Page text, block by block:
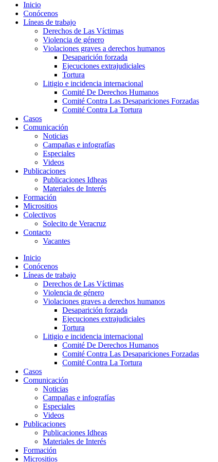
Inicio
Conócenos
Líneas de trabajo
Derechos de Las Víctimas
Violencia de género
Violaciones graves a derechos humanos
Desaparición forzada​
Ejecuciones extrajudiciales
Tortura
Litigio e incidencia internacional
Comité De Derechos Humanos​
Comité Contra Las Desapariciones Forzadas
Comité Contra La Tortura​
Casos
Comunicación
Noticias
Campañas e infografías
Especiales
Videos
Publicaciones
Publicaciones Idheas
Materiales de Interés
Formación
Micrositios
Colectivos
Solecito de Veracruz
Contacto
Vacantes
Inicio
Conócenos
Líneas de trabajo
Derechos de Las Víctimas
Violencia de género
Violaciones graves a derechos humanos
Desaparición forzada​
Ejecuciones extrajudiciales
Tortura
Litigio e incidencia internacional
Comité De Derechos Humanos​
Comité Contra Las Desapariciones Forzadas
Comité Contra La Tortura​
Casos
Comunicación
Noticias
Campañas e infografías
Especiales
Videos
Publicaciones
Publicaciones Idheas
Materiales de Interés
Formación
Micrositios